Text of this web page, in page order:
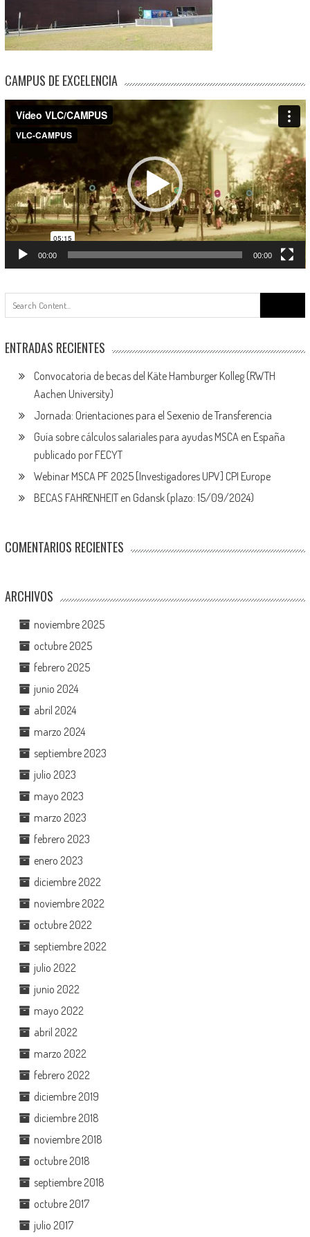
CAMPUS DE EXCELENCIA
Reproductor
de
vídeo
00:00 00:00
ENTRADAS RECIENTES
Convocatoria de becas del Käte Hamburger Kolleg (RWTH
Aachen University)
Jornada: Orientaciones para el Sexenio de Transferencia
Guía sobre cálculos salariales para ayudas MSCA en España
publicado por FECYT
Webinar MSCA PF 2025 [Investigadores UPV] CPI Europe
BECAS FAHRENHEIT en Gdansk (plazo: 15/09/2024)
COMENTARIOS RECIENTES
ARCHIVOS
noviembre 2025
octubre 2025
febrero 2025
junio 2024
abril 2024
marzo 2024
septiembre 2023
julio 2023
mayo 2023
marzo 2023
febrero 2023
enero 2023
diciembre 2022
noviembre 2022
octubre 2022
septiembre 2022
julio 2022
junio 2022
mayo 2022
abril 2022
marzo 2022
febrero 2022
diciembre 2019
diciembre 2018
noviembre 2018
octubre 2018
septiembre 2018
octubre 2017
julio 2017